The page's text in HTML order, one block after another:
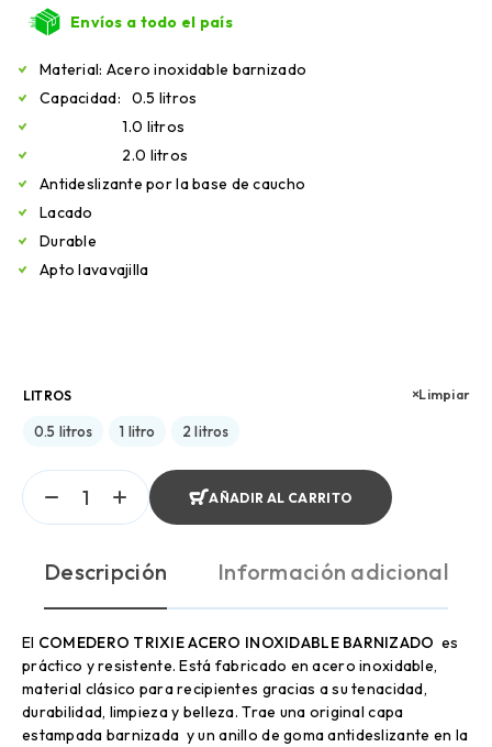
Envíos a todo el país
Material: Acero inoxidable barnizado
Capacidad: 0.5 litros
1.0 litros
2.0 litros
Antideslizante por la base de caucho
Lacado
Durable
Apto lavavajilla
LITROS
0.5 litros 1 litro 2 litros
Limpiar
AÑADIR AL CARRITO
Descripción Información adicional
El COMEDERO TRIXIE ACERO INOXIDABLE BARNIZADO es
práctico y resistente. Está fabricado en acero inoxidable,
material clásico para recipientes gracias a su tenacidad,
durabilidad, limpieza y belleza. Trae una original capa
estampada barnizada y un anillo de goma antideslizante en la